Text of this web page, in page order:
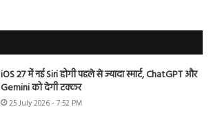
iOS 27 में नई Siri होगी पहले से ज्यादा स्मार्ट, ChatGPT और
Gemini को देगी टक्कर
25 July 2026 - 7:52 PM